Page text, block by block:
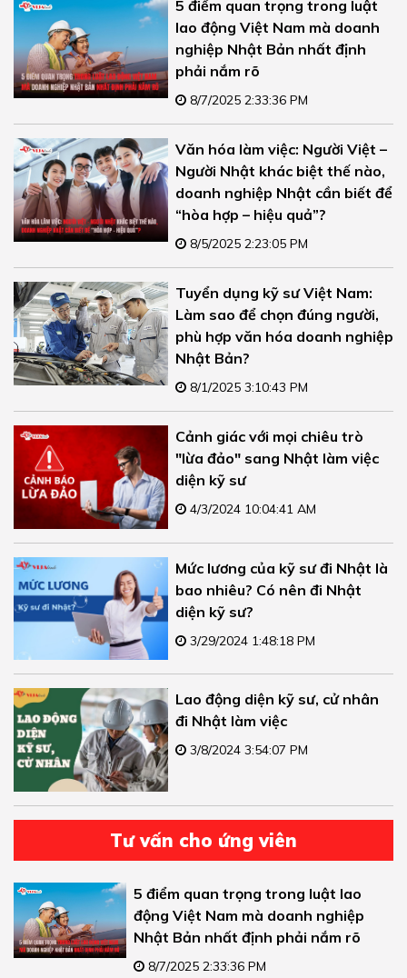
5 điểm quan trọng trong luật
lao động Việt Nam mà doanh
nghiệp Nhật Bản nhất định
phải nắm rõ
8/7/2025 2:33:36 PM
Văn hóa làm việc: Người Việt –
Người Nhật khác biệt thế nào,
doanh nghiệp Nhật cần biết để
“hòa hợp – hiệu quả”?
8/5/2025 2:23:05 PM
Tuyển dụng kỹ sư Việt Nam:
Làm sao để chọn đúng người,
phù hợp văn hóa doanh nghiệp
Nhật Bản?
8/1/2025 3:10:43 PM
Cảnh giác với mọi chiêu trò
"lừa đảo" sang Nhật làm việc
diện kỹ sư
4/3/2024 10:04:41 AM
Mức lương của kỹ sư đi Nhật là
bao nhiêu? Có nên đi Nhật
diện kỹ sư?
3/29/2024 1:48:18 PM
Lao động diện kỹ sư, cử nhân
đi Nhật làm việc
3/8/2024 3:54:07 PM
Tư vấn cho ứng viên
5 điểm quan trọng trong luật lao
động Việt Nam mà doanh nghiệp
Nhật Bản nhất định phải nắm rõ
8/7/2025 2:33:36 PM